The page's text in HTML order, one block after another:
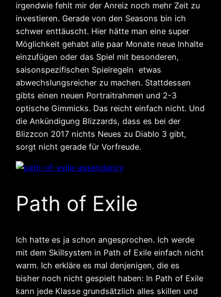
irgendwie fehlt mir der Anreiz noch mehr Zeit zu
investieren. Gerade von den Seasons bin ich
schwer enttäuscht. Hier hätte man eine super
Möglichkeit gehabt alle paar Monate neue Inhalte
einzufügen oder das Spiel mit besonderen,
saisonspezifischen Spielregeln etwas
abwechslungsreicher zu machen. Stattdessen
gibts einen neuen Portraitrahmen und 2-3
optische Gimmicks. Das reicht einfach nicht. Und
die Ankündigung Blizzards, dass es bei der
Blizzcon 2017 nichts Neues zu Diablo 3 gibt,
sorgt nicht gerade für Vorfreude.
Path of Exile
Ich hatte es ja schon angesprochen. Ich werde
mit dem Skillsystem in Path of Exile einfach nicht
warm. Ich erkläre es mal denjenigen, die es
bisher noch nicht gespielt haben: In Path of Exile
kann jede Klasse grundsätzlich alles skillen und